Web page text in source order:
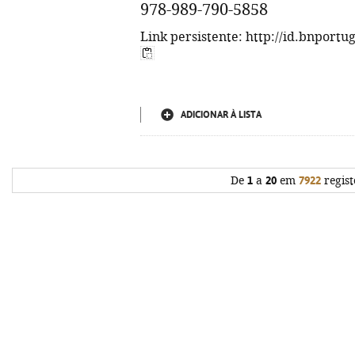
978-989-790-5858
Link persistente: http://
ADICIONAR À LISTA
De 1a 20em 7922